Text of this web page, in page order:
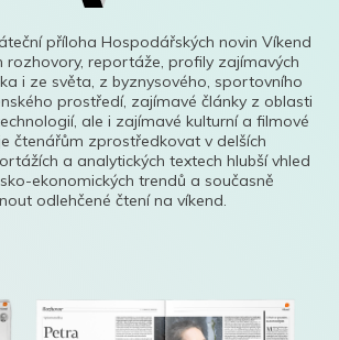
příloha Hospodářských novin Víkend
rozhovory, reportáže, profily zajímavých
i ze světa, z byznysového, sportovního
prostředí, zajímavé články z oblasti
ale i zajímavé kulturní a filmové
čtenářům zprostředkovat v delších
a analytických textech hlubší vhled
ekonomických trendů a současně
odlehčené čtení na víkend.